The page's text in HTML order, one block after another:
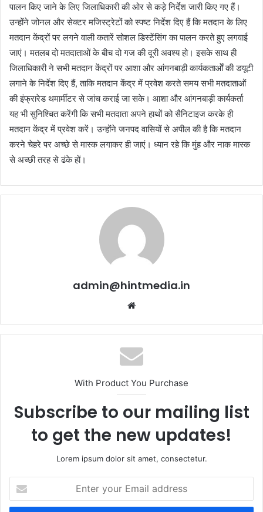
पालन किए जाने के लिए जिलाधिकारी की ओर से कड़े निर्देश जारी किए गए हैं।
उन्होंने जोनल और सेक्टर मजिस्ट्रेटों को स्पष्ट निर्देश दिए हैं कि मतदान के लिए
मतदान केंद्रों पर लगने वाली कतारें सोशल डिस्टेंसिंग का पालन करते हुए लगवाई
जाएं। मतलब दो मतदाताओं के बीच दो गज की दूरी अवश्य हो। इसके साथ ही
जिलाधिकारी ने सभी मतदान केंद्रों पर आशा और आंगनबाड़ी कार्यकतार्ओें की डयूटी
लगाने के निर्देश दिए हैं, ताकि मतदान केंद्र में प्रवेश करते समय सभी मतदाताओं
की इंफ्रारेड थमार्मीटर से जांच कराई जा सके। आशा और आंगनबाड़ी कार्यकर्ता
यह भी सुनिश्चित करेंगी कि सभी मतदाता अपने हाथों को सैनिटाइज करके ही
मतदान केंद्र में प्रवेश करें। उन्होंने जनपद वासियों से अपील की है कि मतदान
करने चेहरे पर अच्छे से मास्क लगाकर ही जाएं। ध्यान रहे कि मुंह और नाक मास्क
से अच्छी तरह से ढंके हों।
admin@hintmedia.in
With Product You Purchase
Subscribe to our mailing list
to get the new updates!
Lorem ipsum dolor sit amet, consectetur.
your
Email